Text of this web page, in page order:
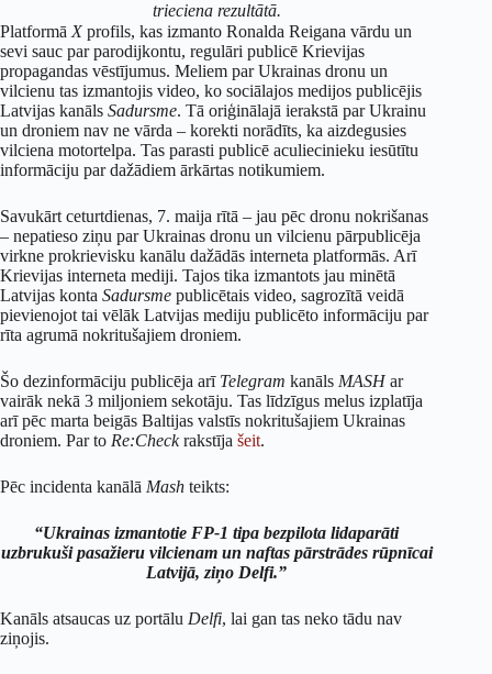
trieciena rezultātā.
Platformā Xprofils, kas izmanto Ronalda Reigana vārdu un
sevi sauc par parodijkontu, regulāri publicē Krievijas
propagandas vēstījumus. Meliem par Ukrainas dronu un
vilcienu tas izmantojis video, ko sociālajos medijos publicējis
Latvijas kanāls Sadursme. Tā oriģinālajā ierakstā par Ukrainu
un droniem nav ne vārda – korekti norādīts, ka aizdegusies
vilciena motortelpa. Tas parasti publicē aculiecinieku iesūtītu
informāciju par dažādiem ārkārtas notikumiem.
Savukārt ceturtdienas, 7. maija rītā – jau pēc dronu nokrišanas
– nepatieso ziņu par Ukrainas dronu un vilcienu pārpublicēja
virkne prokrievisku kanālu dažādās interneta platformās. Arī
Krievijas interneta mediji. Tajos tika izmantots jau minētā
Latvijas konta Sadursme publicētais video, sagrozītā veidā
pievienojot tai vēlāk Latvijas mediju publicēto informāciju par
rīta agrumā nokritušajiem droniem.
Šo dezinformāciju publicēja arī Telegram kanāls MASHar
vairāk nekā 3 miljoniem sekotāju. Tas līdzīgus melus izplatīja
arī pēc marta beigās Baltijas valstīs nokritušajiem Ukrainas
droniem. Par to Re:Checkrakstīja šeit.
Pēc incidenta kanālā Mash teikts:
“Ukrainas izmantotie FP-1 tipa bezpilota lidaparāti
uzbrukuši pasažieru vilcienam un naftas pārstrādes rūpnīcai
Latvijā, ziņo Delfi.”
Kanāls atsaucas uz portālu Delfi, lai gan tas neko tādu nav
ziņojis.